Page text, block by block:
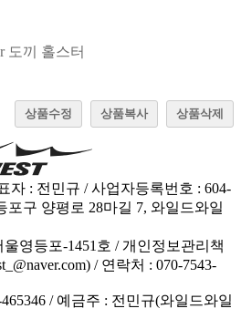
도끼 홀스터
상품수정 상품복사 상품삭제
자 : 전민규 / 사업자등록번호 : 604-
포구 양평로 28마길 7, 와일드와일
영등포-1451호 / 개인정보관리책
/ 연락처 : 070-7543-
/ 예금주 : 전민규(와일드와일